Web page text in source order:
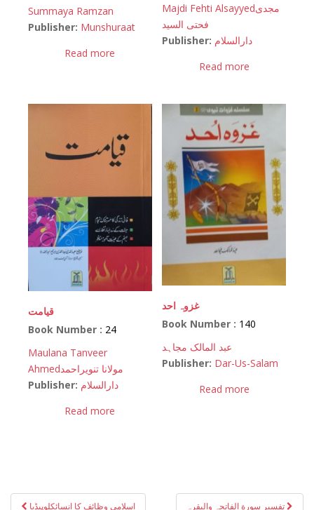
Summaya Ramzan
Publisher: Munshuraat
Read more
Majdi Fehti Alsayyedمجدی
فحتی السید
Publisher: دارالسلام
Read more
قیامت
Book Number : 24
Maulana Tanveer
Ahmedمولانا تنویراحمد
Publisher: دارالسلام
Read more
غزوہ احد
Book Number : 140
عبد المالک مجاہد
Publisher: Dar-Us-Salam
Read more
Postاسلامی وظائف کا انسائکلوپیڈیا